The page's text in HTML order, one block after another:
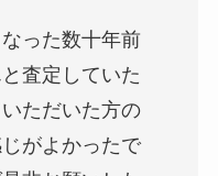
った数十年前
査定していた
ただいた方の
がよかったで